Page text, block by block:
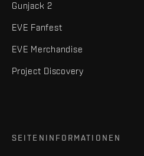
Gunjack 2
EVE Fanfest
EVE Merchandise
Project Discovery
SEITENINFORMATIONEN